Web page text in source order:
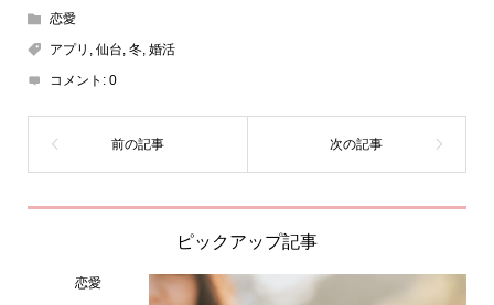
恋愛
アプリ , 仙台, 冬, 婚活
コメント: 0
ピックアップ記事
恋愛